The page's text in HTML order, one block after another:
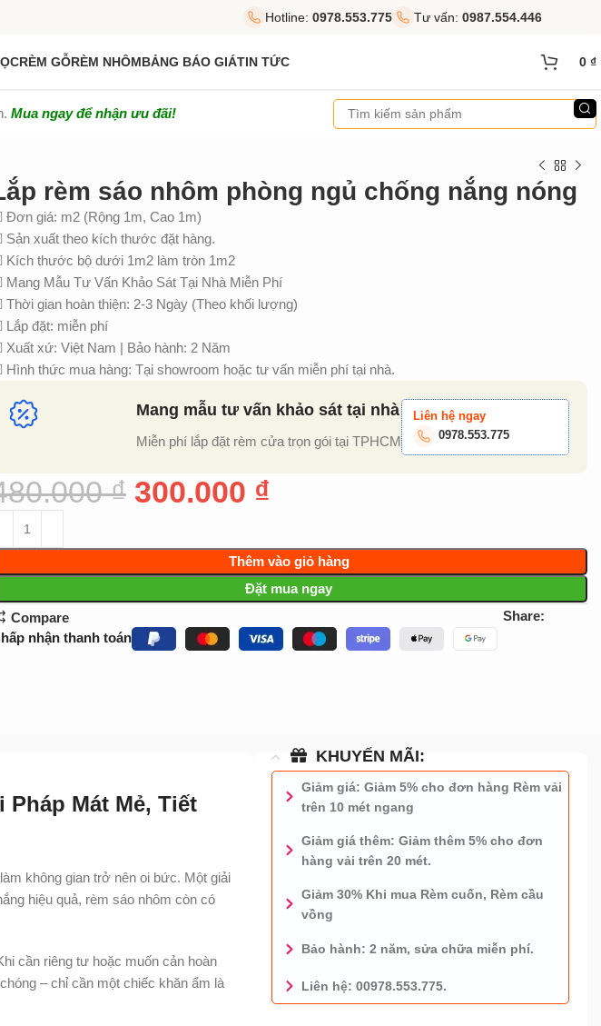
Hotline: 0978.553.775 Tư vấn: 0987.554.446
RÈM GỖRÈM NHÔMBẢNG BÁO GIÁTIN TỨC 0 ₫
Mua ngay để nhận ưu đãi!
rèm sáo nhôm phòng ngủ chống nắng nóng
Đơn giá: m2 (Rộng 1m, Cao 1m)
Sản xuất theo kích thước đặt hàng.
Kích thước bộ dưới 1m2 làm tròn 1m2
Mang Mẫu Tư Vấn Khảo Sát Tại Nhà Miễn Phí
Thời gian hoàn thiện: 2-3 Ngày (Theo khối lượng)
Lắp đặt: miễn phí
Xuất xứ: Việt Nam | Bảo hành: 2 Năm
Hình thức mua hàng: Tại showroom hoặc tư vấn miễn phí tại nhà.
Mang mẫu tư vấn khảo sát tại nhà
Miễn phí lắp đặt rèm cửa trọn gói tại TPHCM
Liên hệ ngay
0978.553.775
₫ 300.000 ₫
Thêm vào giỏ hàng
Đặt mua ngay
Compare
Share:
nhận thanh toán
Mát Mẻ, Tiết
không gian trở nên oi bức. Một giải
hiệu quả, rèm sáo nhôm còn có
cần riêng tư hoặc muốn cản hoàn
– chỉ cần một chiếc khăn ẩm là
KHUYẾN MÃI:
Giảm giá: Giảm 5% cho đơn hàng Rèm vải
trên 10 mét ngang
Giảm giá thêm: Giảm thêm 5% cho đơn
hàng vải trên 20 mét.
Giảm 30% Khi mua Rèm cuốn, Rèm cầu
vồng
Bảo hành: 2 năm, sửa chữa miễn phí.
Liên hệ: 00978.553.775.
0978.553.775 - TƯ VẤN MIỄN PHÍ